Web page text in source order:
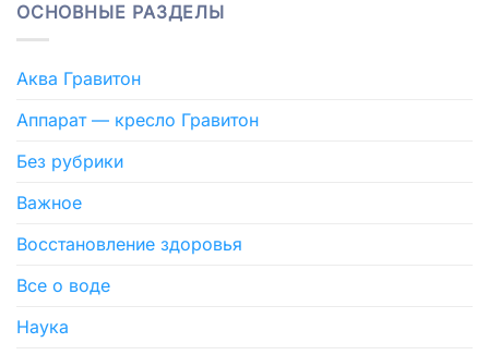
ОСНОВНЫЕ РАЗДЕЛЫ
Аква Гравитон
Аппарат — кресло Гравитон
Без рубрики
Важное
Восстановление здоровья
Все о воде
Наука